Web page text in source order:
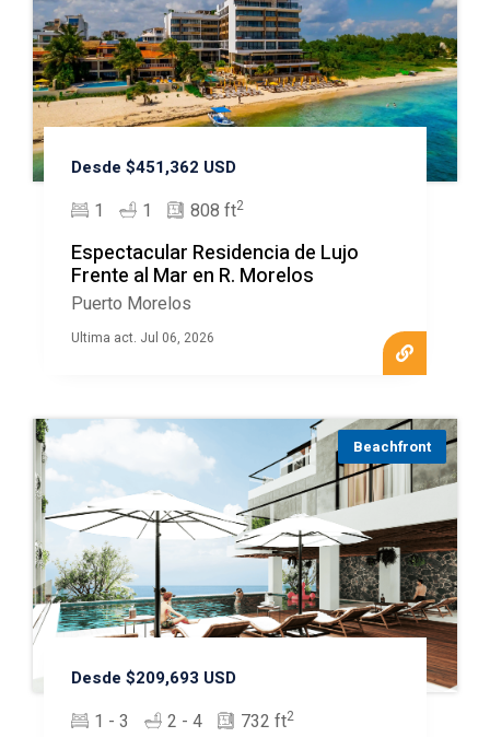
Desde $451,362 USD
1 1 808 ft2
Espectacular Residencia de Lujo
Frente al Mar en R. Morelos
Puerto Morelos
Ultima act. Jul 06, 2026
Beachfront
Desde $209,693 USD
1 - 3 2 - 4 732 ft2